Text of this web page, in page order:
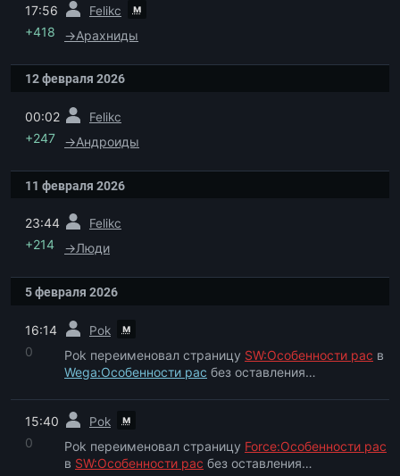
17:56 Felikc м
+418 →Арахниды
12 февраля 2026
00:02 Felikc
+247 →Андроиды
11 февраля 2026
23:44 Felikc
+214 →Люди
5 февраля 2026
16:14 Pok м
0 Pok переименовал страницу SW:Особенности рас в
Wega:Особенности рас без оставления
15:40 Pok м
0 Pok переименовал страницу Force:Особенности рас
в SW:Особенности рас без оставления